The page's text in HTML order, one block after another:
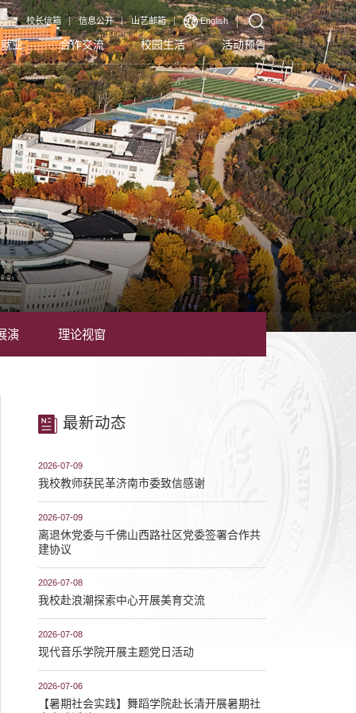
校长信箱 信息公开 山艺邮箱 English
业 合作交流 校园生活 活动预告
演 理论视窗
最新动态
2026-07-09
我校教师获民革济南市委致信感谢
2026-07-09
离退休党委与千佛山西路社区党委签署合作共
建协议
2026-07-08
我校赴浪潮探索中心开展美育交流
2026-07-08
现代音乐学院开展主题党日活动
2026-07-06
【暑期社会实践】舞蹈学院赴长清开展暑期社